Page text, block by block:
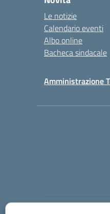
Le notizie
Calendario eventi
Albo online
Bacheca sindacale
Amministrazione